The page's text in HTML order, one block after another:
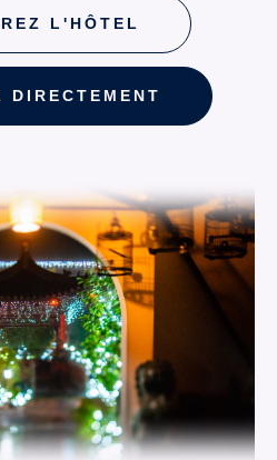
L'HÔTEL
DIRECTEMENT